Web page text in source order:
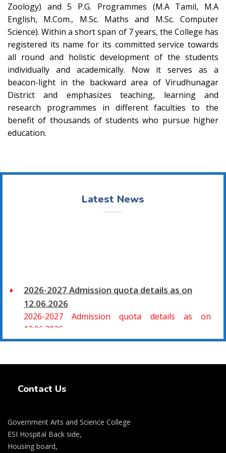
Zoology) and 5 P.G. Programmes (M.A Tamil, M.A
English, M.Com., M.Sc. Maths and M.Sc. Computer
Science). Within a short span of 7 years, the College has
registered its name for its committed service towards
all round and holistic development of the students
individually and academically. Now it serves as a
beacon-light in the backward area of Virudhunagar
District and emphasizes teaching, learning and
research programmes in different faculties to the
benefit of thousands of students who pursue higher
education.
Latest News
2026-2027 Admission quota details as on
12.06.2026
2026-2027 Admission quota details as on
12.06.2026
சிவகாசி, அரசு கலை மற்றும் அறிவியல் கல்லூரியில்
08.06.2026 அன்று B.Sc., கணிதம், B.Sc., கணினி
விலங்கியல் ஆகிய அறிவியல் பாடப்பிரிவுகளுக்கும்,
09.06.2026 அன்று B.Com., வணிகவியல், B.B.A.,
வணிக நிர்வாகவியல், B.A., பொருளியல், B.A., வரலாறு
Contact Us
Government Arts and Science College
ESI Hospital Back side,
Housing board,